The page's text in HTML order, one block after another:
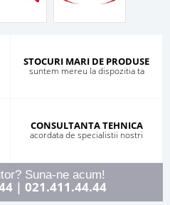
STOCURI MARI DE PRODUSE
suntem mereu la dispozitia ta
CONSULTANTA TEHNICA
acordata de specialistii nostri
Suna-ne acum!
| 021.411.44.44